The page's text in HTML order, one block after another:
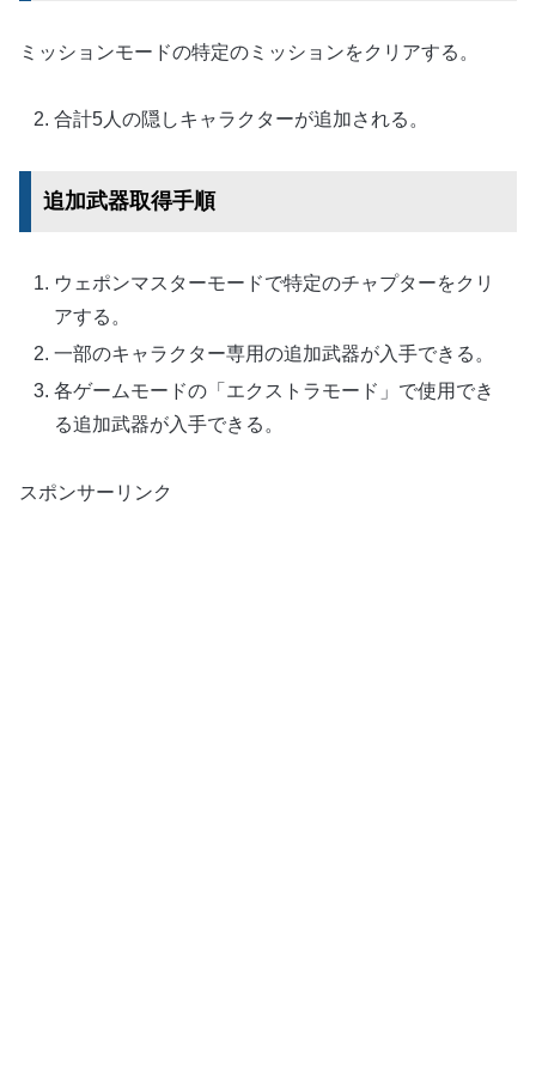
ミッションモードの特定のミッションをクリアする。
合計5人の隠しキャラクターが追加される。
追加武器取得手順
ウェポンマスターモードで特定のチャプターをクリ
アする。
一部のキャラクター専用の追加武器が入手できる。
各ゲームモードの「エクストラモード」で使用でき
る追加武器が入手できる。
スポンサーリンク